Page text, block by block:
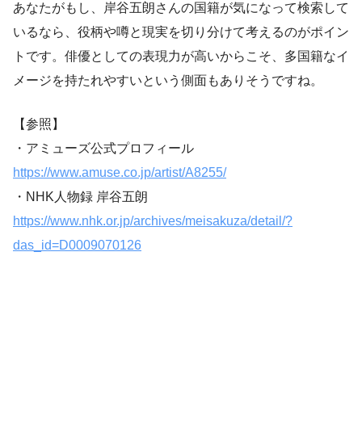
あなたがもし、岸谷五朗さんの国籍が気になって検索して
いるなら、役柄や噂と現実を切り分けて考えるのがポイン
トです。俳優としての表現力が高いからこそ、多国籍なイ
メージを持たれやすいという側面もありそうですね。
【参照】
・アミューズ公式プロフィール
https://www.amuse.co.jp/artist/A8255/
・NHK人物録 岸谷五朗
https://www.nhk.or.jp/archives/meisakuza/detail/?
das_id=D0009070126